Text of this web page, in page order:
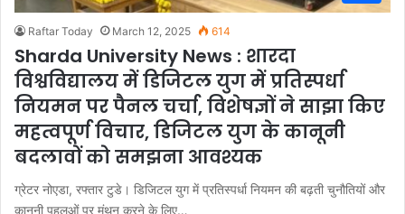
Raftar Today March 12, 2025 614
Sharda University News : शारदा
विश्वविद्यालय में डिजिटल युग में प्रतिस्पर्धा
नियमन पर पैनल चर्चा, विशेषज्ञों ने साझा किए
महत्वपूर्ण विचार, डिजिटल युग के कानूनी
बदलावों को समझना आवश्यक
ग्रेटर नोएडा, रफ्तार टुडे। डिजिटल युग में प्रतिस्पर्धा नियमन की बढ़ती चुनौतियों और
कानूनी पहलुओं पर मंथन करने के लिए…